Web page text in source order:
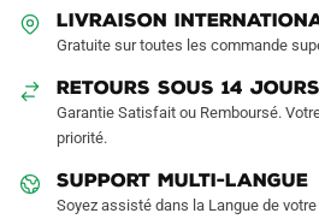
être
choisies
sur
page
produit
LIVRAISON
Gratuite sur toutes les commande
RETOURS SOUS 14 JOURS
Garantie Satisfait ou Remboursé.
priorité.
SUPPORT MULTI-LANGUE
Soyez assisté dans la Langue de